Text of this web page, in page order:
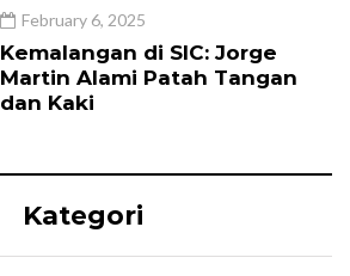
February 6, 2025
Kemalangan di SIC: Jorge
Martin Alami Patah Tangan
dan Kaki
Kategori